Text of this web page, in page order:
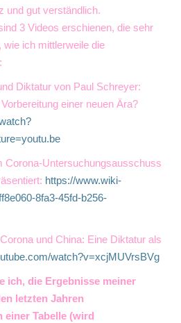
und gut verständlich.
3 Videos erschienen, die sehr
ich mittlerweile die
Diktatur von Paul Schreyer:
einer neuen Ära?
Corona-Untersuchungsausschuss
https://www.wiki-
8fa3-45fd-b256-
Corona und China: Eine Diktatur als
watch?v=xcjMUVrsBVg
ich, die Ergebnisse meiner
letzten Jahren
einer Tabelle (wird